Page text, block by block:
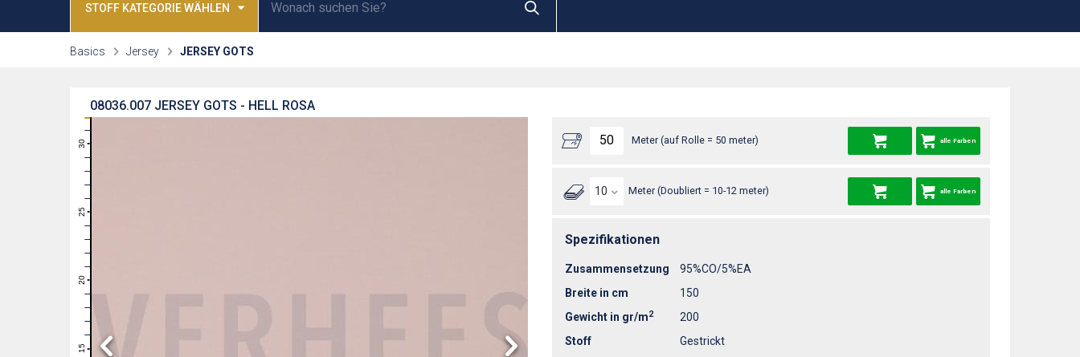
STOFF KATEGORIE WÄHLEN
Basics Jersey JERSEY GOTS
JERSEY GOTS - HELL ROSA
08036.007
15
16
17
18
19
20
21
22
23
24
25
26
27
28
29
30 Meter (auf Rolle = 50 meter) alle Farben
Meter (Doubliert = 10-12 meter) alle Farben
Spezifikationen
Zusammensetzung
95%CO/5%EA
Breite in cm
150
Gewicht in gr/m2
200
Stoff
Gestrickt